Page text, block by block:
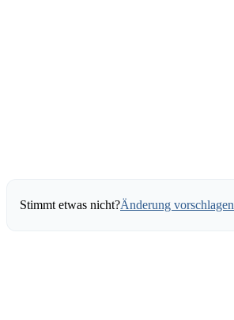
Stimmt etwas nicht?Änderung vorschlagen